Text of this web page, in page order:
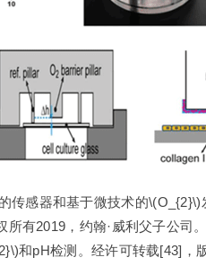
感器和基于微技术的
有2019，约翰·威利父子公司
和pH检测。经许可转载[43]